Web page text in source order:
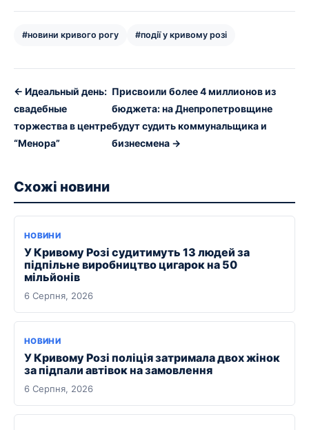
#новини кривого рогу #події у кривому розі
← Идеальный день:
свадебные
торжества в центре
“Менора”
Присвоили более 4 миллионов из
бюджета: на Днепропетровщине
будут судить коммунальщика и
бизнесмена →
Схожі новини
НОВИНИ
У Кривому Розі судитимуть 13 людей за
підпільне виробництво цигарок на 50
мільйонів
6 Серпня, 2026
НОВИНИ
У Кривому Розі поліція затримала двох жінок
за підпали автівок на замовлення
6 Серпня, 2026